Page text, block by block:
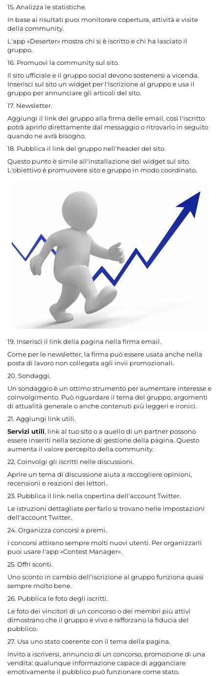
15. Analizza le statistiche.
In base ai risultati puoi monitorare copertura, attività e visite
della community.
L'app «Deserter» mostra chi si è iscritto e chi ha lasciato il
gruppo.
16. Promuovi la community sul sito.
Il sito ufficiale e il gruppo social devono sostenersi a vicenda.
Inserisci sul sito un widget per l'iscrizione al gruppo e usa il
gruppo per annunciare gli articoli del sito.
17. Newsletter.
Aggiungi il link del gruppo alla firma delle email, così l'iscritto
potrà aprirlo direttamente dal messaggio o ritrovarlo in seguito
quando ne avrà bisogno.
18. Pubblica il link del gruppo nell'header del sito.
Questo punto è simile all'installazione del widget sul sito.
L'obiettivo è promuovere sito e gruppo in modo coordinato.
19. Inserisci il link della pagina nella firma email.
Come per le newsletter, la firma può essere usata anche nella
posta di lavoro non collegata agli invii promozionali.
20. Sondaggi.
Un sondaggio è un ottimo strumento per aumentare interesse e
coinvolgimento. Può riguardare il tema del gruppo, argomenti
di attualità generale o anche contenuti più leggeri e ironici.
21. Aggiungi link utili.
Servizi utili, link al tuo sito o a quello di un partner possono
essere inseriti nella sezione di gestione della pagina. Questo
aumenta il valore percepito della community.
22. Coinvolgi gli iscritti nelle discussioni.
Aprire un tema di discussione aiuta a raccogliere opinioni,
recensioni e reazioni dei lettori.
23. Pubblica il link nella copertina dell'account Twitter.
Le istruzioni dettagliate per farlo si trovano nelle impostazioni
dell'account Twitter.
24. Organizza concorsi a premi.
I concorsi attirano sempre molti nuovi utenti. Per organizzarli
puoi usare l'app «Contest Manager».
25. Offri sconti.
Uno sconto in cambio dell'iscrizione al gruppo funziona quasi
sempre molto bene.
26. Pubblica le foto degli iscritti.
Le foto dei vincitori di un concorso o dei membri più attivi
dimostrano che il gruppo è vivo e rafforzano la fiducia del
pubblico.
27. Usa uno stato coerente con il tema della pagina.
Invito a iscriversi, annuncio di un concorso, promozione di una
vendita: qualunque informazione capace di agganciare
emotivamente il pubblico può funzionare come stato.